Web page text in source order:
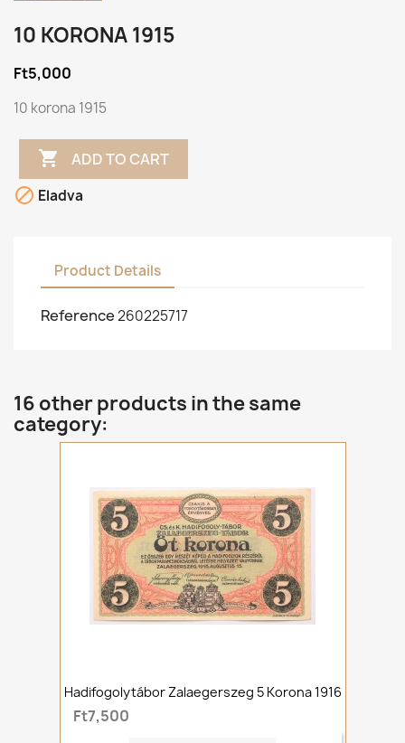
10 KORONA 1915
Ft5,000
10 korona 1915
 ADD TO CART
 Eladva
Product Details
Reference260225717
16 other products in the same
category:
Hadifogolytábor Zalaegerszeg 5 Korona 1916
Ft7,500